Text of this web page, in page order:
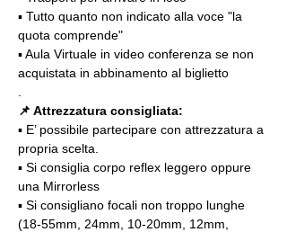
▪️ Tutto quanto non indicato alla voce "la
quota comprende"
▪️ Aula Virtuale in video conferenza se non
acquistata in abbinamento al biglietto
📌 Attrezzatura consigliata:
▪️ E’ possibile partecipare con attrezzatura a
propria scelta.
▪️ Si consiglia corpo reflex leggero oppure
una Mirrorless
▪️ Si consigliano focali non troppo lunghe
(18-55mm, 24mm, 10-20mm, 12mm,